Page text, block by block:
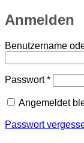
Anmelden
Benutzername
Passwort*
Angemeldet
Passwort